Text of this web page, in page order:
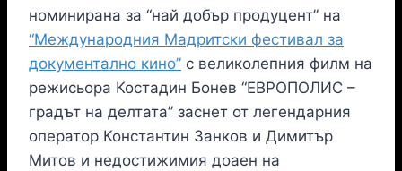
номинирана за “най добър продуцент” на
“Международния Мадритски фестивал за
документално кино” с великолепния филм на
режисьора Костадин Бонев “ЕВРОПОЛИС –
градът на делтата” заснет от легендарния
оператор Константин Занков и Димитър
Митов и недостижимия доаен на